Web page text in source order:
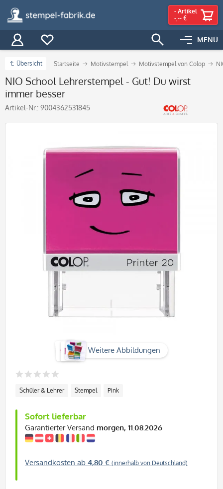
MENÜ
- Artikel
-,-- €
Übersicht Startseite Motivstempel Motivstempel von Colop
NIO School Lehrerstempel - Gut! Du wirst
immer besser
Artikel-Nr.: 9004362531845
Weitere Abbildungen
Schüler & Lehrer Stempel Pink
Sofort lieferbar
Garantierter Versand morgen, 11.08.2026
Versandkosten ab 4,80 € (innerhalb von Deutschland)